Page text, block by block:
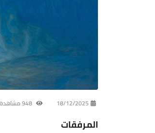
18/12/2025
المرفقات